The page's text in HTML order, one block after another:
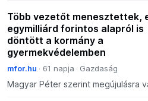
Több vezetőt menesztettek,
egymilliárd forintos alapról is
döntött a kormány a
gyermekvédelemben
mfor.hu 61 napja Gazdaság
Magyar Péter szerint megújulásra